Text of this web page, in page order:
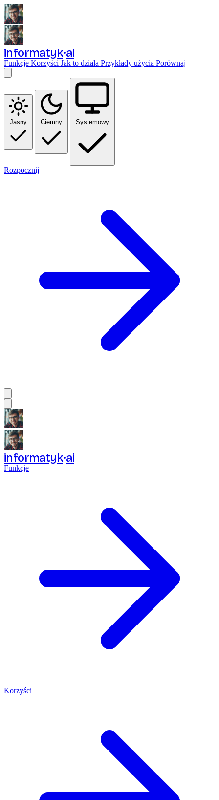
informatyk ai
Funkcje Korzyści Jak to działa Przykłady użycia Porównaj
Jasny Ciemny Systemowy
Rozpocznij
informatyk ai
Funkcje
Korzyści